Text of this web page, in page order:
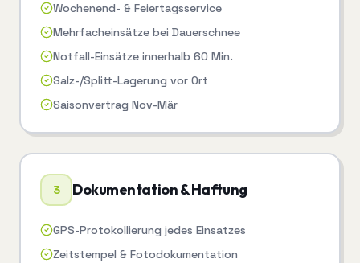
Wochenend- & Feiertagsservice
Mehrfacheinsätze bei Dauerschnee
Notfall-Einsätze innerhalb 60 Min.
Salz-/Splitt-Lagerung vor Ort
Saisonvertrag Nov-Mär
3 Dokumentation & Haftung
GPS-Protokollierung jedes Einsatzes
Zeitstempel & Fotodokumentation